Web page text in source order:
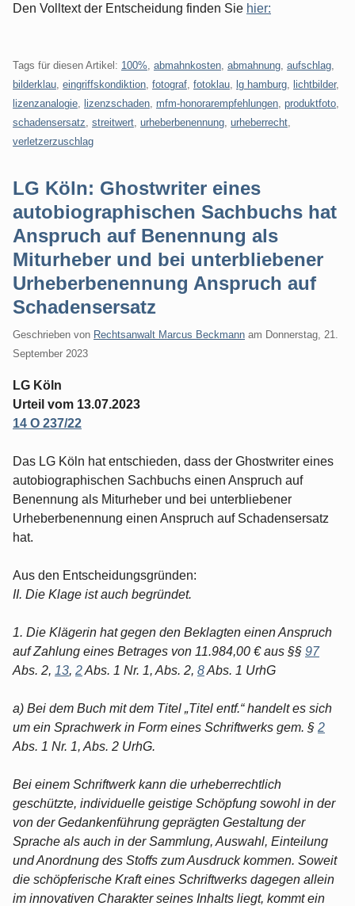
Den Volltext der Entscheidung finden Sie hier:
Tags für diesen Artikel: 100% abmahnkosten abmahnung aufschlag
bilderklau eingriffskondiktion fotograf fotoklau lg hamburg lichtbilder,
lizenzanalogie
lizenzschaden mfm-honorarempfehlungen produktfoto
schadensersatz streitwert urheberbenennung urheberrecht
verletzerzuschlag
LG Köln: Ghostwriter eines
autobiographischen Sachbuchs hat
Anspruch auf Benennung als
Miturheber und bei unterbliebener
Urheberbenennung Anspruch auf
Schadensersatz
Geschrieben von Rechtsanwalt Marcus Beckmann am Donnerstag, 21.
September 2023
LG Köln
Urteil vom 13.07.2023
14 O 237/22
Das LG Köln hat entschieden, dass der Ghostwriter eines
autobiographischen Sachbuchs einen Anspruch auf
Benennung als Miturheber und bei unterbliebener
Urheberbenennung einen Anspruch auf Schadensersatz
hat.
Aus den Entscheidungsgründen:
II. Die Klage ist auch begründet.
1. Die Klägerin hat gegen den Beklagten einen Anspruch
auf Zahlung eines Betrages von 11.984,00 € aus §§ 97
Abs. 2, 13, 2Abs. 1 Nr. 1, Abs. 2, 8Abs. 1 UrhG
a) Bei dem Buch mit dem Titel „Titel entf.“ handelt es sich
um ein Sprachwerk in Form eines Schriftwerks gem. § 2
Abs. 1 Nr. 1, Abs. 2 UrhG.
Bei einem Schriftwerk kann die urheberrechtlich
geschützte, individuelle geistige Schöpfung sowohl in der
von der Gedankenführung geprägten Gestaltung der
Sprache als auch in der Sammlung, Auswahl, Einteilung
und Anordnung des Stoffs zum Ausdruck kommen. Soweit
die schöpferische Kraft eines Schriftwerks dagegen allein
im innovativen Charakter seines Inhalts liegt, kommt ein